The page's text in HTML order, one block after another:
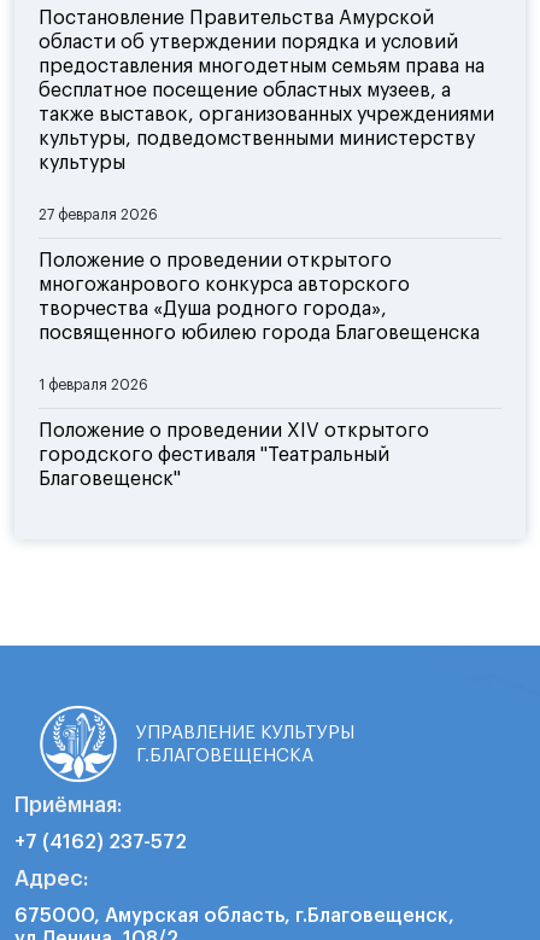
Постановление Правительства Амурской
области об утверждении порядка и условий
предоставления многодетным семьям права на
бесплатное посещение областных музеев, а
также выставок, организованных учреждениями
культуры, подведомственными министерству
культуры
27 февраля 2026
Положение о проведении открытого
многожанрового конкурса авторского
творчества «Душа родного города»,
посвященного юбилею города Благовещенска
1 февраля 2026
Положение о проведении XIV открытого
городского фестиваля "Театральный
Благовещенск"
УПРАВЛЕНИЕ КУЛЬТУРЫ
Г.БЛАГОВЕЩЕНСКА
Приёмная:
+7 (4162) 237-572
Адрес:
675000, Амурская область, г.Благовещенск,